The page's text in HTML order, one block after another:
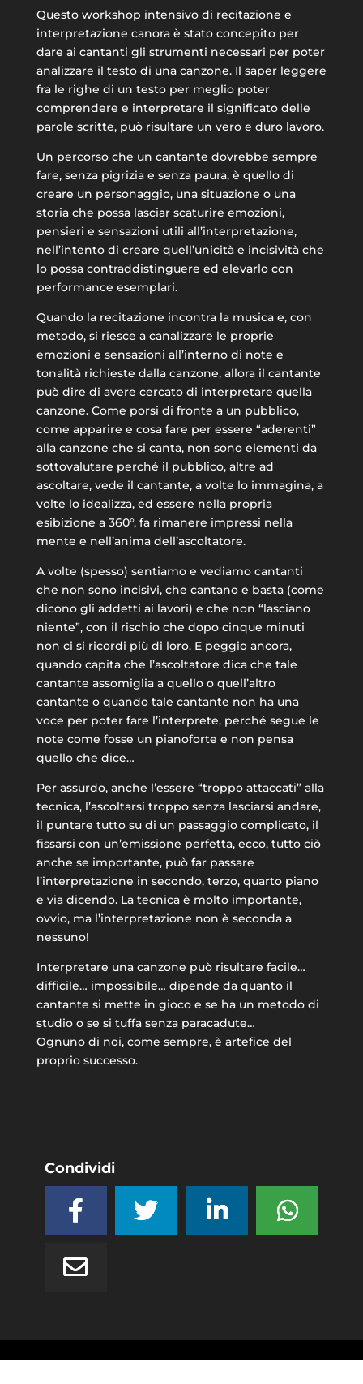
Questo workshop intensivo di recitazione e
interpretazione canora è stato concepito per
dare ai cantanti gli strumenti necessari per poter
analizzare il testo di una canzone. Il saper leggere
fra le righe di un testo per meglio poter
comprendere e interpretare il significato delle
parole scritte, può risultare un vero e duro lavoro.
Un percorso che un cantante dovrebbe sempre
fare, senza pigrizia e senza paura, è quello di
creare un personaggio, una situazione o una
storia che possa lasciar scaturire emozioni,
pensieri e sensazioni utili all’interpretazione,
nell’intento di creare quell’unicità e incisività che
lo possa contraddistinguere ed elevarlo con
performance esemplari.
Quando la recitazione incontra la musica e, con
metodo, si riesce a canalizzare le proprie
emozioni e sensazioni all’interno di note e
tonalità richieste dalla canzone, allora il cantante
può dire di avere cercato di interpretare quella
canzone. Come porsi di fronte a un pubblico,
come apparire e cosa fare per essere “aderenti”
alla canzone che si canta, non sono elementi da
sottovalutare perché il pubblico, altre ad
ascoltare, vede il cantante, a volte lo immagina, a
volte lo idealizza, ed essere nella propria
esibizione a 360°, fa rimanere impressi nella
mente e nell’anima dell’ascoltatore.
A volte (spesso) sentiamo e vediamo cantanti
che non sono incisivi, che cantano e basta (come
dicono gli addetti ai lavori) e che non “lasciano
niente”, con il rischio che dopo cinque minuti
non ci si ricordi più di loro. E peggio ancora,
quando capita che l’ascoltatore dica che tale
cantante assomiglia a quello o quell’altro
cantante o quando tale cantante non ha una
voce per poter fare l’interprete, perché segue le
note come fosse un pianoforte e non pensa
quello che dice…
Per assurdo, anche l’essere “troppo attaccati” alla
tecnica, l’ascoltarsi troppo senza lasciarsi andare,
il puntare tutto su di un passaggio complicato, il
fissarsi con un’emissione perfetta, ecco, tutto ciò
anche se importante, può far passare
l’interpretazione in secondo, terzo, quarto piano
e via dicendo. La tecnica è molto importante,
ovvio, ma l’interpretazione non è seconda a
nessuno!
Interpretare una canzone può risultare facile…
difficile… impossibile… dipende da quanto il
cantante si mette in gioco e se ha un metodo di
studio o se si tuffa senza paracadute…
Ognuno di noi, come sempre, è artefice del
proprio successo.
Condividi